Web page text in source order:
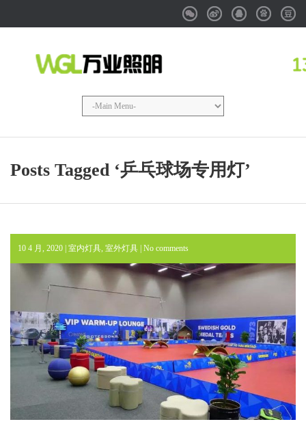
WeixinWeibo QQ Baidu
Posts Tagged ‘乒乓球场专用灯’
10 4 月, 2020 | 室内灯具, 室外灯具 No comments